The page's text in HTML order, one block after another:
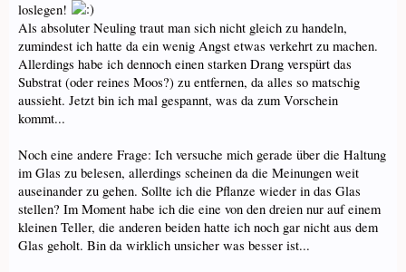
loslegen!
Als absoluter Neuling traut man sich nicht gleich zu handeln,
zumindest ich hatte da ein wenig Angst etwas verkehrt zu machen.
Allerdings habe ich dennoch einen starken Drang verspürt das
Substrat (oder reines Moos?) zu entfernen, da alles so matschig
aussieht. Jetzt bin ich mal gespannt, was da zum Vorschein
kommt...
Noch eine andere Frage: Ich versuche mich gerade über die Haltung
im Glas zu belesen, allerdings scheinen da die Meinungen weit
auseinander zu gehen. Sollte ich die Pflanze wieder in das Glas
stellen? Im Moment habe ich die eine von den dreien nur auf einem
kleinen Teller, die anderen beiden hatte ich noch gar nicht aus dem
Glas geholt. Bin da wirklich unsicher was besser ist...